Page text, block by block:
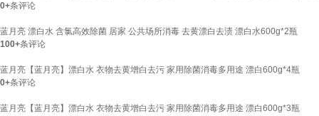
0+条评论
蓝月亮 漂白水 含氯高效除菌 居家 公共场所消毒 去黄漂白去渍 漂白水600g*2瓶
100+条评论
蓝月亮【蓝月亮】漂白水 衣物去黄增白去污 家用除菌消毒多用途 漂白600g*4瓶
0+条评论
蓝月亮【蓝月亮】漂白水 衣物去黄增白去污 家用除菌消毒多用途 漂白600g*3瓶